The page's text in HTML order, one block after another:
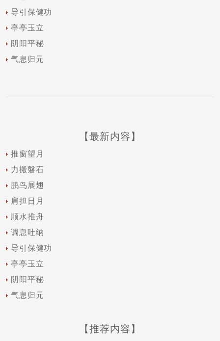
导引保健功
亭亭玉立
阴阳平秘
气息归元
【最新内容】
推窗望月
力搬磐石
鹏鸟展翅
肩担日月
顺水推舟
调息吐纳
导引保健功
亭亭玉立
阴阳平秘
气息归元
【推荐内容】